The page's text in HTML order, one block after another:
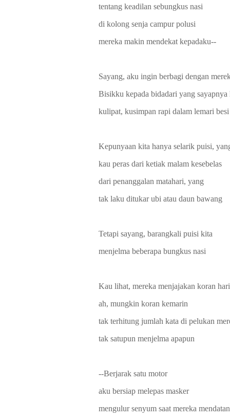
tentang keadilan sebungkus nasi
di kolong senja campur polusi
mereka makin mendekat kepadaku--
Sayang, aku ingin berbagi dengan
Bisikku kepada bidadari yang sayapnya
kulipat, kusimpan rapi dalam lemari besi
Kepunyaan kita hanya selarik puisi,
kau peras dari ketiak malam kesebelas
dari penanggalan matahari, yang
tak laku ditukar ubi atau daun bawang
Tetapi sayang, barangkali puisi kita
menjelma beberapa bungkus nasi
Kau lihat, mereka menjajakan koran
ah, mungkin koran kemarin
tak terhitung jumlah kata di pelukan
tak satupun menjelma apapun
--Berjarak satu motor
aku bersiap melepas masker
mengulur senyum saat mereka